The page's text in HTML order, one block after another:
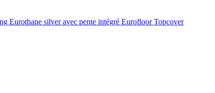
Eurothane silver avec pente intégré EurofloorTopcover